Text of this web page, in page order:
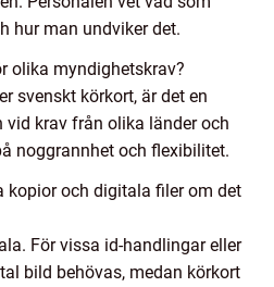
hur man undviker det.
olika myndighetskrav?
svenskt körkort, är det en
krav från olika länder och
noggrannhet och flexibilitet.
kopior och digitala filer om det
För vissa id-handlingar eller
bild behövas, medan körkort